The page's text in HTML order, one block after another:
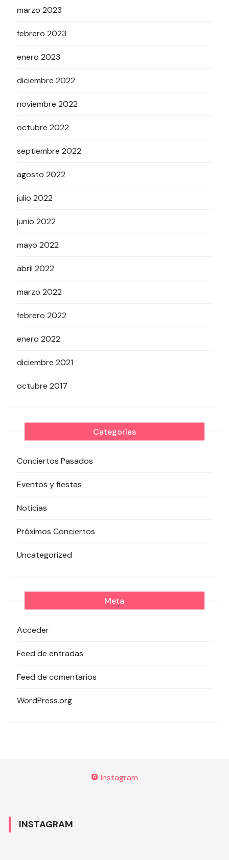
marzo 2023
febrero 2023
enero 2023
diciembre 2022
noviembre 2022
octubre 2022
septiembre 2022
agosto 2022
julio 2022
junio 2022
mayo 2022
abril 2022
marzo 2022
febrero 2022
enero 2022
diciembre 2021
octubre 2017
Categorías
Conciertos Pasados
Eventos y fiestas
Noticias
Próximos Conciertos
Uncategorized
Meta
Acceder
Feed de entradas
Feed de comentarios
WordPress.org
Instagram
INSTAGRAM